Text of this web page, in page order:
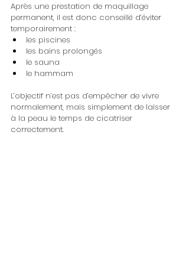
Après une prestation de maquillage
permanent, il est donc conseillé d’éviter
temporairement :
les piscines
les bains prolongés
le sauna
le hammam
L’objectif n’est pas d’empêcher de vivre
normalement, mais simplement de laisser
à la peau le temps de cicatriser
correctement.